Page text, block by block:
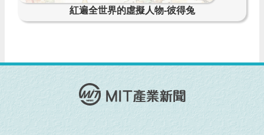
紅遍全世界的虛擬人物-彼得兔